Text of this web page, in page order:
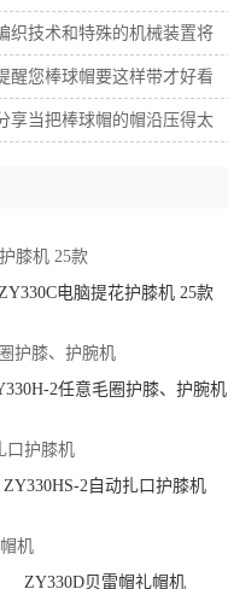
织技术和特殊的机械装置将
醒您棒球帽要这样带才好看
享当把棒球帽的帽沿压得太
电脑提花护膝机 25款
2任意毛圈护膝、护腕机
ZY330HS-2自动扎口护膝机
ZY330D贝雷帽礼帽机